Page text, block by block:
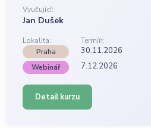
Vyučující:
Jan Dušek
Lokalita:
Termín:
Praha
30.11.2026
Webinář 7.12.2026
Detail kurzu